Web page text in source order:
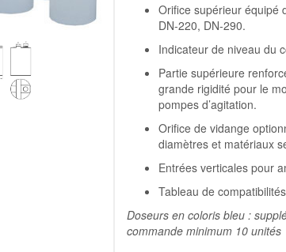
Orifice supérieur équipé
DN-220, DN-290.
Indicateur de niveau du
Partie supérieure
grande rigidité pour le
pompes d’agitation.
Orifice de vidange
diamètres et matériaux
Entrées verticales pour
Tableau de
Doseurs en coloris bleu :
commande minimum 10 unités